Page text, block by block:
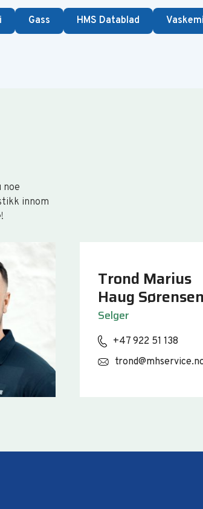
noe
innom
Trond Marius
Haug
Selger
+47 922 51 138
Gass HMS Datablad